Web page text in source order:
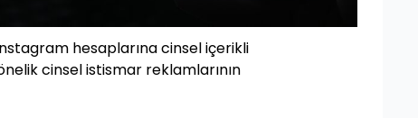
hesaplarına cinsel içerikli
cinsel istismar reklamlarının